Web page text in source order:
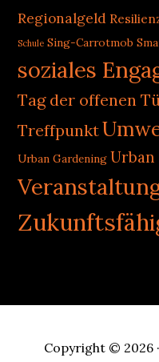
Regionalgeld
Schule Sing-Carrotmob
soziales
Tag der offenen
Treffpunkt
Urban Gardening
Copyright © 2026 ·